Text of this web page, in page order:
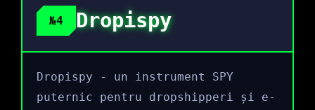
№4 Dropispy
Dropispy - un instrument SPY
puternic pentru dropshipperi și e-